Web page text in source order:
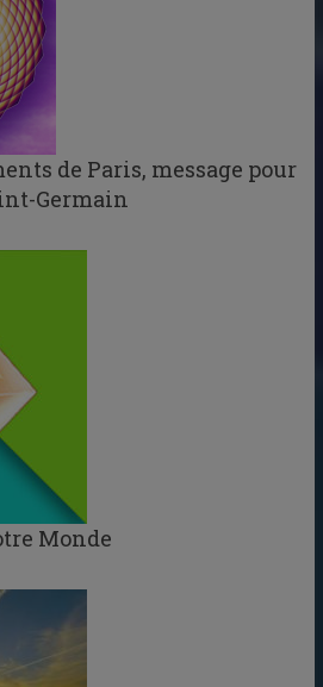
de Paris, message pour
Germain
Monde